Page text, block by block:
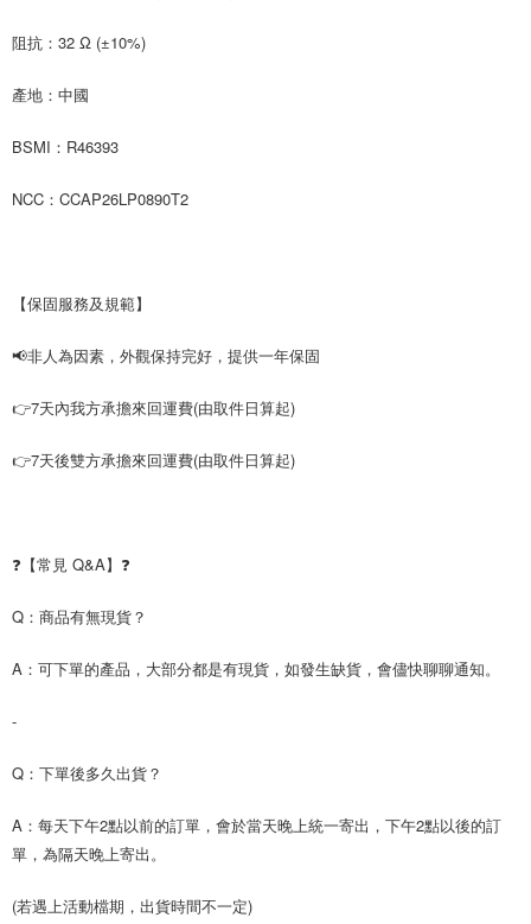
阻抗：32 Ω (±10%)
產地：中國
BSMI：R46393
NCC：CCAP26LP0890T2
【保固服務及規範】
📢非人為因素，外觀保持完好，提供一年保固
👉7天內我方承擔來回運費(由取件日算起)
👉7天後雙方承擔來回運費(由取件日算起)
❓【常見 Q&A】❓
Q：商品有無現貨？
A：可下單的產品，大部分都是有現貨，如發生缺貨，會儘快聊聊通知。
-
Q：下單後多久出貨？
A：每天下午2點以前的訂單，會於當天晚上統一寄出，下午2點以後的訂
單，為隔天晚上寄出。
(若遇上活動檔期，出貨時間不一定)